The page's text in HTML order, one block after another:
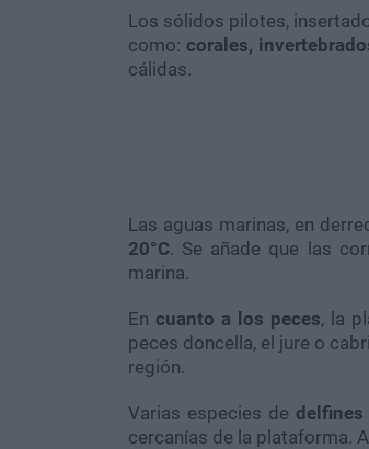
Los sólidos pilotes,
como: corales,
cálidas.
Las aguas marinas, en
20°C. Se añade que las
marina.
En cuanto a los peces, la
peces doncella, el jure o
región.
Varias especies de delfines
cercanías de la plataforma.